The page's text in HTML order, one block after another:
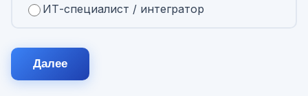
ИТ-специалист / интегратор
Далее